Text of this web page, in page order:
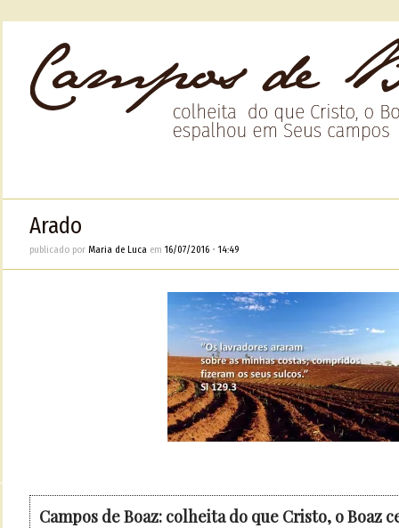
Arado
publicado por Maria de Lucaem 16/07/2016• 14:49
Campos de Boaz: colheita do que Cristo, o Boaz